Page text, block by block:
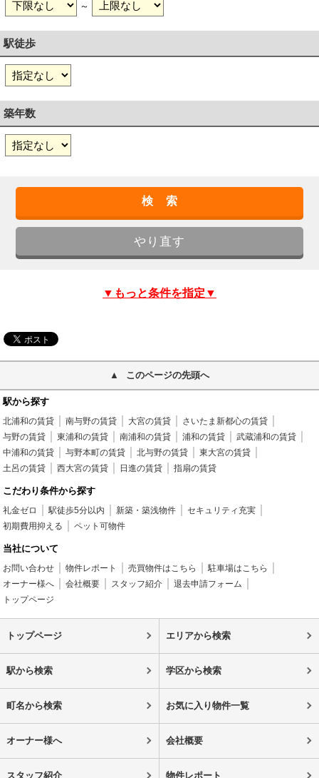
～
駅徒歩
築年数
▼もっと条件を指定▼
このページの先頭へ
駅から探す
北浦和の賃貸 南与野の賃貸 大宮の賃貸
さいたま新都心の賃貸
与野の賃貸
東浦和の賃貸 南浦和の賃貸 浦和の賃貸
武蔵浦和の賃貸
中浦和の賃貸
与野本町の賃貸 北与野の賃貸
東大宮の賃貸
土呂の賃貸
西大宮の賃貸 日進の賃貸 指扇の賃貸
こだわり条件から探す
礼金ゼロ 駅徒歩5分以内 新築・築浅物件
セキュリティ充実
初期費用抑える
ペット可物件
当社について
お問い合わせ 物件レポート 売買物件はこちら
駐車場はこちら
オーナー様へ
会社概要 スタッフ紹介
退去申請フォーム
トップページ
トップページ エリアから検索
駅から検索 学区から検索
町名から検索 お気に入り物件一覧
オーナー様へ 会社概要
スタッフ紹介 物件レポート